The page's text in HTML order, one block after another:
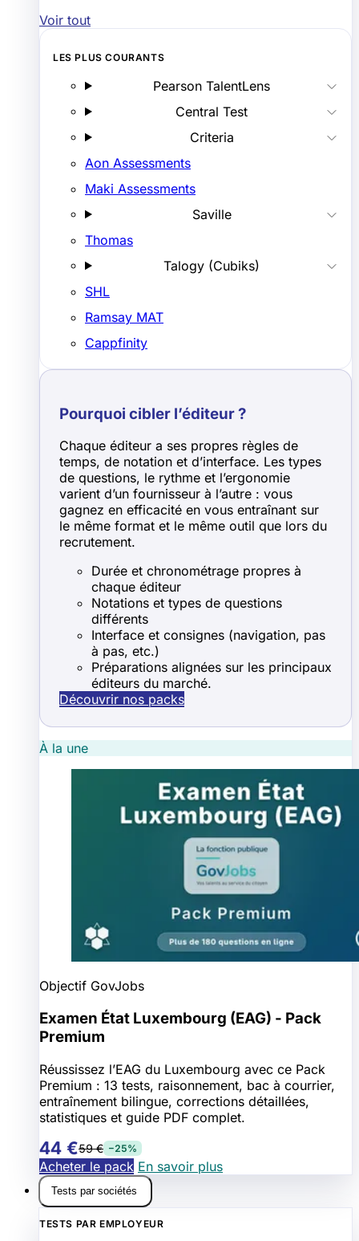
Voir tout
LES PLUS COURANTS
Pearson TalentLens
Central Test
Criteria
Aon Assessments
Maki Assessments
Saville
Thomas
Talogy (Cubiks)
SHL
Ramsay MAT
Cappfinity
Pourquoi cibler l’éditeur ?
Chaque éditeur a ses propres règles de
temps, de notation et d’interface. Les types
de questions, le rythme et l’ergonomie
varient d’un fournisseur à l’autre : vous
gagnez en efficacité en vous entraînant sur
le même format et le même outil que lors du
recrutement.
Durée et chronométrage propres à
chaque éditeur
Notations et types de questions
différents
Interface et consignes (navigation, pas
à pas, etc.)
Préparations alignées sur les principaux
éditeurs du marché.
Découvrir nos packs
À la une
Objectif GovJobs
Examen État Luxembourg (EAG) - Pack
Premium
Réussissez l’EAG du Luxembourg avec ce Pack
Premium : 13 tests, raisonnement, bac à courrier,
entraînement bilingue, corrections détaillées,
statistiques et guide PDF complet.
44 €59 € −25%
Acheter le pack En savoir plus
Tests par sociétés
TESTS PAR EMPLOYEUR